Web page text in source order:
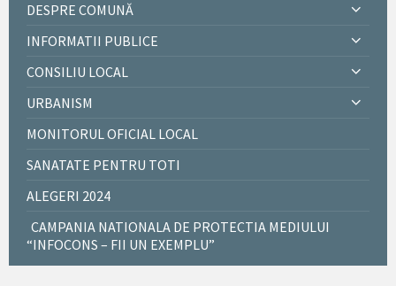
DESPRE COMUNĂ
INFORMATII PUBLICE
CONSILIU LOCAL
URBANISM
MONITORUL OFICIAL LOCAL
SANATATE PENTRU TOTI
ALEGERI 2024
CAMPANIA NATIONALA DE PROTECTIA MEDIULUI
“INFOCONS – FII UN EXEMPLU”